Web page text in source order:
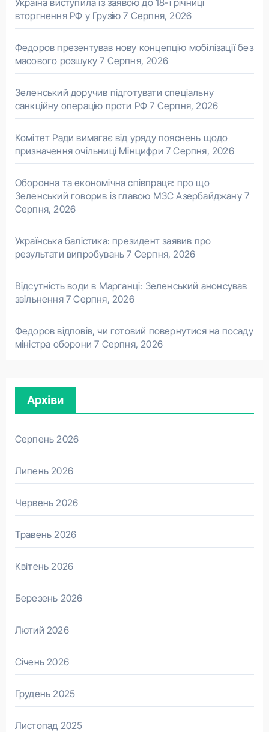
вторгнення РФ у Грузію 7 Серпня, 2026
Федоров презентував нову концепцію мобілізації без
масового розшуку 7 Серпня, 2026
Зеленський доручив підготувати спеціальну
санкційну операцію проти РФ 7 Серпня, 2026
Комітет Ради вимагає від уряду пояснень щодо
призначення очільниці Мінцифри 7 Серпня, 2026
Оборонна та економічна співпраця: про що
Зеленський говорив із главою МЗС Азербайджану 7
Серпня, 2026
Українська балістика: президент заявив про
результати випробувань 7 Серпня, 2026
Відсутність води в Марганці: Зеленський анонсував
звільнення 7 Серпня, 2026
Федоров відповів, чи готовий повернутися на посаду
міністра оборони 7 Серпня, 2026
Архіви
Серпень 2026
Липень 2026
Червень 2026
Травень 2026
Квітень 2026
Березень 2026
Лютий 2026
Січень 2026
Грудень 2025
Листопад 2025